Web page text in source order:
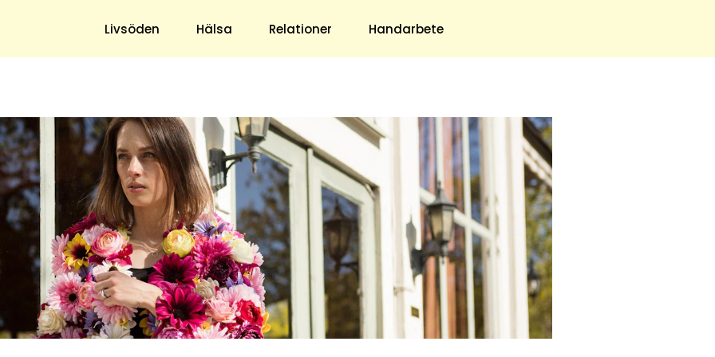
Livsöden Hälsa Relationer Handarbete
& Trädgård
Hushåll
Ekonomi
Mat & Dryck
& Antikt
DIY - Gör Det Själv
Underhållning
Nöje
TV
Horoskop
Quiz
Om Oss
Om Oss & Kontakt
Tidningar Hos Allas.se
Nyhetsbrev
Om Cookies
Integritetspolicy
Skapa Konto
Hantera Preferenser
blogg